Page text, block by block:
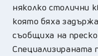
няколко столични
която бяха
съобщиха на
Специализираната